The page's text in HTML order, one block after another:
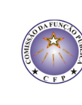
conteúdo